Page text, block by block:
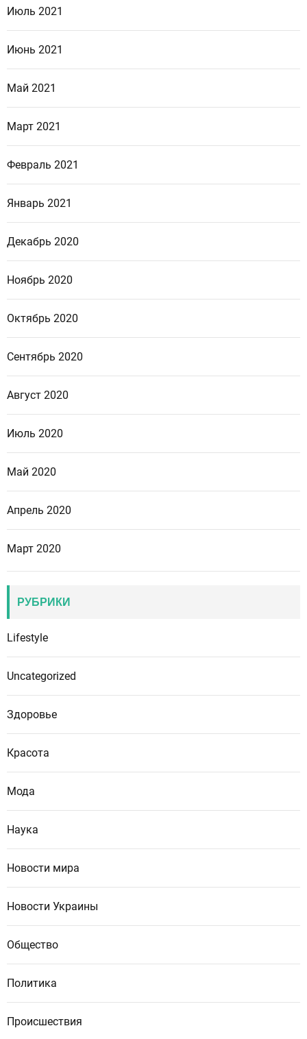
Июль 2021
Июнь 2021
Май 2021
Март 2021
Февраль 2021
Январь 2021
Декабрь 2020
Ноябрь 2020
Октябрь 2020
Сентябрь 2020
Август 2020
Июль 2020
Май 2020
Апрель 2020
Март 2020
РУБРИКИ
Lifestyle
Uncategorized
Здоровье
Красота
Мода
Наука
Новости мира
Новости Украины
Общество
Политика
Происшествия